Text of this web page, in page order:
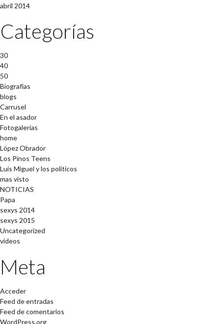
abril 2014
Categorías
30
40
50
Biografías
blogs
Carrusel
En el asador
Fotogalerías
home
López Obrador
Los Pinos Teens
Luis Miguel y los políticos
mas visto
NOTICIAS
Papa
sexys 2014
sexys 2015
Uncategorized
videos
Meta
Acceder
Feed de entradas
Feed de comentarios
WordPress.org